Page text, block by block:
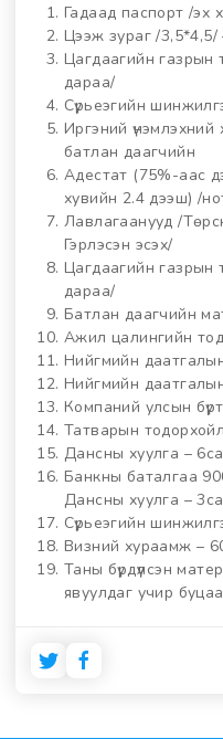
Гадаад паспорт /эх
Цээж зураг /3,5*4,5/
Цагдаагийн газрын
дараа/
Сүрьеэгийн
Иргэний
батлан даагчийн
Адестат (75%-аас
хувийн 2.4 дээш) /
Лавлагаанууд /
Гэрлэсэн эсэх/
Цагдаагийн газрын
дараа/
Батлан даагчийн
Ажил цалингийн
Нийгмийн
Нийгмийн
Компаний улсын
Татварын
Дансны хуулга –
Банкны баталгаа
Дансны хуулга –
Сүрьеэгийн
Визний хураамж –
Таны бүрдүүлсэн
явуулдаг учир